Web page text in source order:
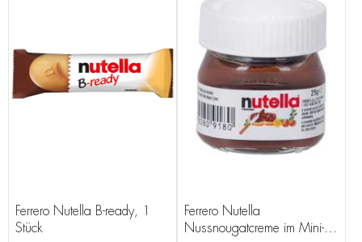
Ferrero Nutella B-ready, 1
Stück
Ferrero Nutella
Nussnougatcreme im Mini-